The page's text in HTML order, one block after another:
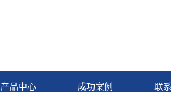
产品中心 成功案例 联